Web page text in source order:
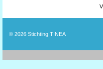
© 2026 Stichting TINEA